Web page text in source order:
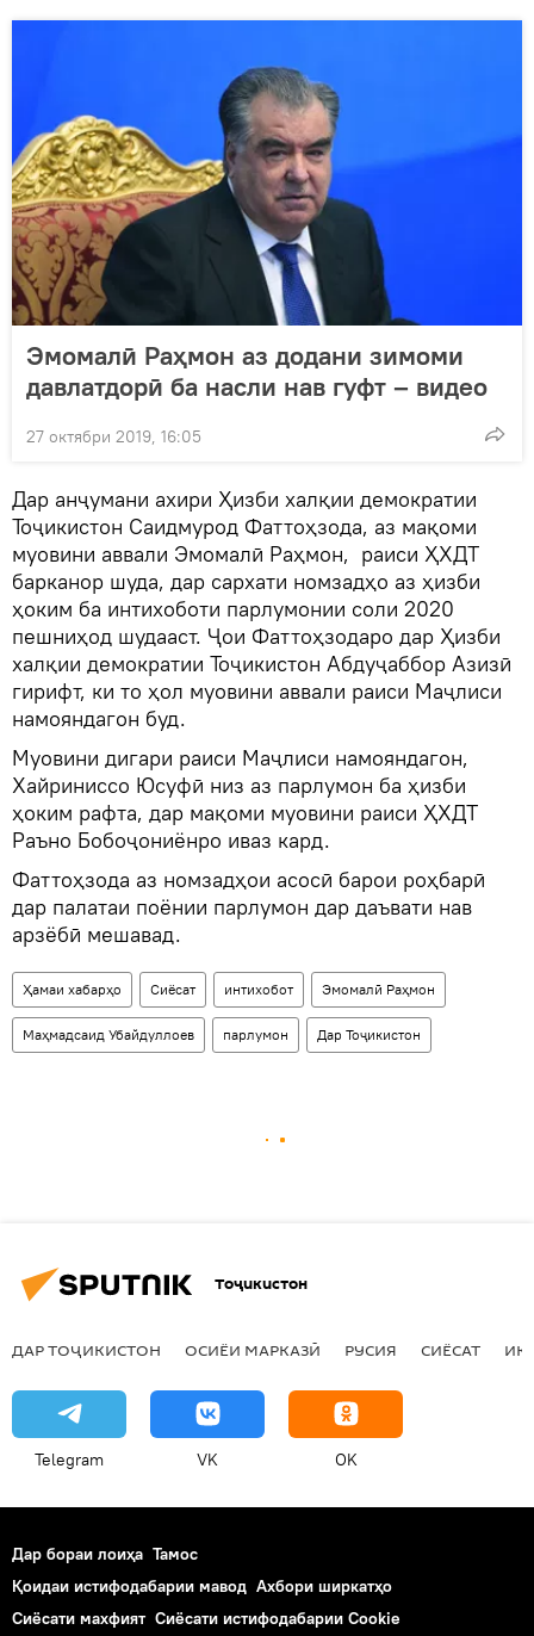
Эмомалӣ Раҳмон аз додани зимоми
давлатдорӣ ба насли нав гуфт – видео
27 октябри 2019, 16:05
Дар анҷумани ахири Ҳизби халқии демократии
Тоҷикистон Саидмурод Фаттоҳзода, аз мақоми
муовини аввали Эмомалӣ Раҳмон, раиси ҲХДТ
барканор шуда, дар сархати номзадҳо аз ҳизби
ҳоким ба интихоботи парлумонии соли 2020
пешниҳод шудааст. Ҷои Фаттоҳзодаро дар Ҳизби
халқии демократии Тоҷикистон Абдуҷаббор Азизӣ
гирифт, ки то ҳол муовини аввали раиси Маҷлиси
намояндагон буд.
Муовини дигари раиси Маҷлиси намояндагон,
Хайриниссо Юсуфӣ низ аз парлумон ба ҳизби
ҳоким рафта, дар мақоми муовини раиси ҲХДТ
Раъно Бобоҷониёнро иваз кард.
Фаттоҳзода аз номзадҳои асосӣ барои роҳбарӣ
дар палатаи поёнии парлумон дар даъвати нав
арзёбӣ мешавад.
Ҳамаи хабарҳо Сиёсат интихобот Эмомалӣ Раҳмон
Маҳмадсаид Убайдуллоев парлумон Дар Тоҷикистон
Тоҷикистон
ДАР ТОҶИКИСТОН ОСИЁИ МАРКАЗӢ РУСИЯ СИЁСАТ
Telegram VK OK
Дар бораи лоиҳа Тамос
Қоидаи истифодабарии мавод Ахбори ширкатҳо
Сиёсати махфият Сиёсати истифодабарии Cookie